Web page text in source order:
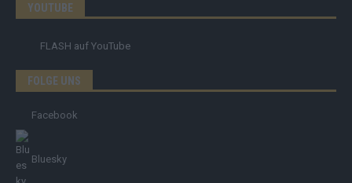
YOUTUBE
FLASH auf YouTube
FOLGE UNS
Facebook
Bluesky